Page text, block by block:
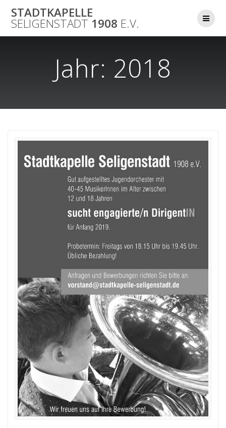
content
STADTKAPELLE
SELIGENSTADT 1908 E.V.
Jahr: 2018